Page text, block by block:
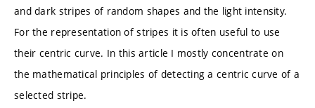
and dark stripes of random shapes and the light intensity.
For the representation of stripes it is often useful to use
their centric curve. In this article I mostly concentrate on
the mathematical principles of detecting a centric curve of a
selected stripe.